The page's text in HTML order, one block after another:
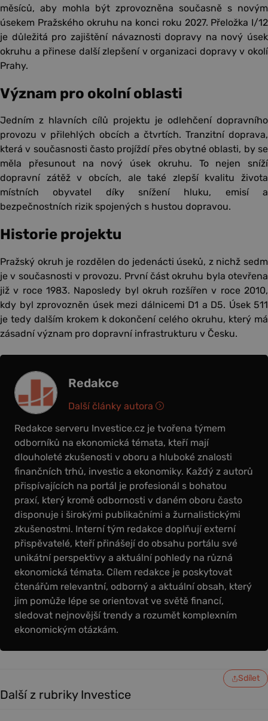
měsíců, aby mohla být zprovozněna současně s novým
úsekem Pražského okruhu na konci roku 2027. Přeložka I/12
je důležitá pro zajištění návaznosti dopravy na nový úsek
okruhu a přinese další zlepšení v organizaci dopravy v okolí
Prahy.
Význam pro okolní oblasti
Jedním z hlavních cílů projektu je odlehčení dopravního
provozu v přilehlých obcích a čtvrtích. Tranzitní doprava,
která v současnosti často projíždí přes obytné oblasti, by se
měla přesunout na nový úsek okruhu. To nejen sníží
dopravní zátěž v obcích, ale také zlepší kvalitu života
místních obyvatel díky snížení hluku, emisí a
bezpečnostních rizik spojených s hustou dopravou.
Historie projektu
Pražský okruh je rozdělen do jedenácti úseků, z nichž sedm
je v současnosti v provozu. První část okruhu byla otevřena
již v roce 1983. Naposledy byl okruh rozšířen v roce 2010,
kdy byl zprovozněn úsek mezi dálnicemi D1 a D5. Úsek 511
je tedy dalším krokem k dokončení celého okruhu, který má
zásadní význam pro dopravní infrastrukturu v Česku.
Redakce
Redakce serveru Investice.cz je tvořena týmem
odborníků na ekonomická témata, kteří mají
dlouholeté zkušenosti v oboru a hluboké znalosti
finančních trhů, investic a ekonomiky. Každý z autorů
přispívajících na portál je profesionál s bohatou
praxí, který kromě odbornosti v daném oboru často
disponuje i širokými publikačními a žurnalistickými
zkušenostmi. Interní tým redakce doplňují externí
přispěvatelé, kteří přinášejí do obsahu portálu své
unikátní perspektivy a aktuální pohledy na různá
ekonomická témata. Cílem redakce je poskytovat
čtenářům relevantní, odborný a aktuální obsah, který
jim pomůže lépe se orientovat ve světě financí,
sledovat nejnovější trendy a rozumět komplexním
ekonomickým otázkám.
Další články autora
Sdílet
Další z rubriky Investice